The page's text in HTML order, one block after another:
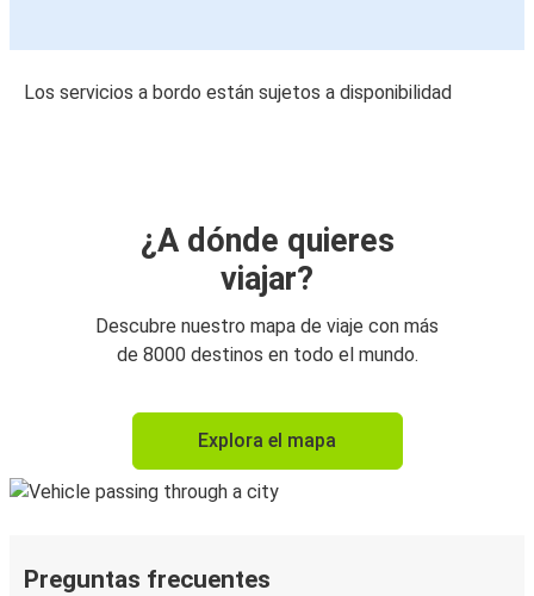
Los servicios a bordo están sujetos a disponibilidad
¿A dónde quieres
viajar?
Descubre nuestro mapa de viaje con más
de 8000 destinos en todo el mundo.
Explora el mapa
Preguntas frecuentes